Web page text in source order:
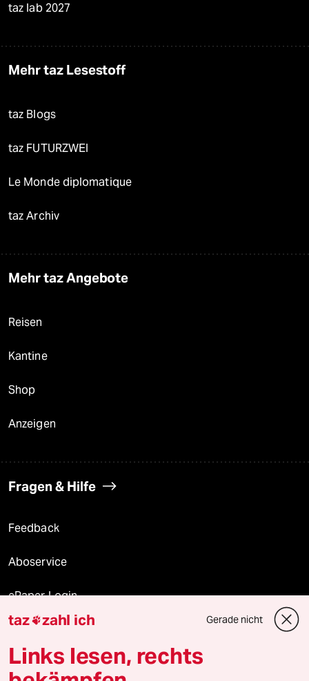
taz lab 2027
Mehr taz Lesestoff
taz Blogs
taz FUTURZWEI
Le Monde diplomatique
taz Archiv
Mehr taz Angebote
Reisen
Kantine
Shop
Anzeigen
Fragen & Hilfe
Feedback
Aboservice
ePaper Login
Downloads für Abonnierende
taz zahl ich Gerade nicht
Links lesen, rechts